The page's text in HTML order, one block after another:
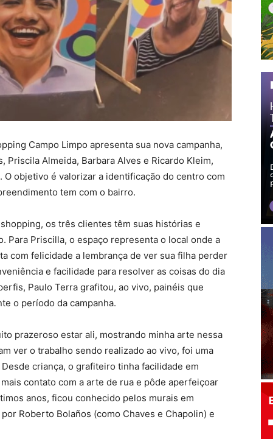
Campo Limpo apresenta sua nova campanha,
Almeida, Barbara Alves e Ricardo Kleim,
objetivo é valorizar a identificação do centro com
tem com o bairro.
os três clientes têm suas histórias e
Para Priscilla, o espaço representa o local onde a
com felicidade a lembrança de ver sua filha perder
e facilidade para resolver as coisas do dia
Paulo Terra grafitou, ao vivo, painéis que
o período da campanha.
prazeroso estar ali, mostrando minha arte nessa
ver o trabalho sendo realizado ao vivo, foi uma
criança, o grafiteiro tinha facilidade em
contato com a arte de rua e pôde aperfeiçoar
anos, ficou conhecido pelos murais em
Roberto Bolaños (como Chaves e Chapolin) e